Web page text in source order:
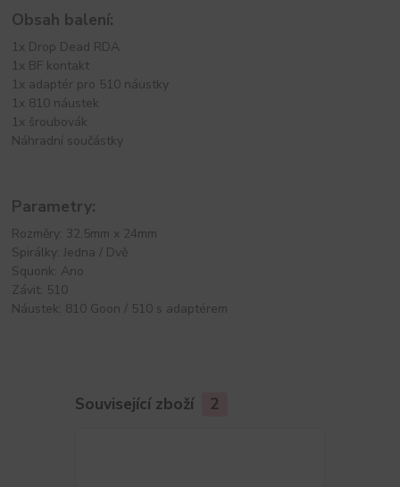
Obsah balení:
1x Drop Dead RDA
1x BF kontakt
1x adaptér pro 510 náustky
1x 810 náustek
1x šroubovák
Náhradní součástky
Parametry:
Rozměry: 32,5mm x 24mm
Spirálky: Jedna / Dvě
Squonk: Ano
Závit: 510
Náustek: 810 Goon / 510 s adaptérem
Související zboží 2